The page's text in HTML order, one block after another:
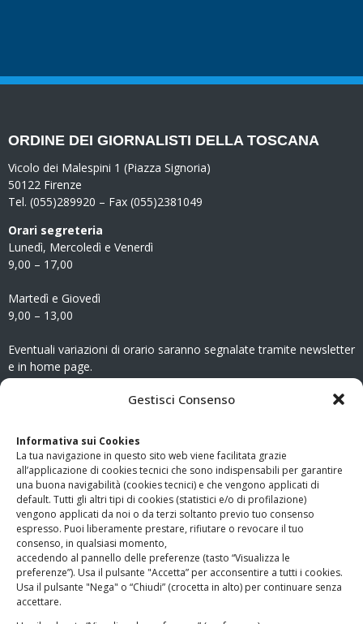
Gestisci Consenso
Informativa sui Cookies
La tua navigazione in questo sito web viene facilitata grazie
all’applicazione di cookies tecnici che sono indispensabili per garantire
una buona navigabilità (cookies tecnici) e che vengono applicati di
default. Tutti gli altri tipi di cookies (statistici e/o di profilazione)
vengono applicati da noi o da terzi soltanto previo tuo consenso
espresso. Puoi liberamente prestare, rifiutare o revocare il tuo
consenso, in qualsiasi momento,
accedendo al pannello delle preferenze (tasto “Visualizza le
preferenze”). Usa il pulsante "Accetta” per acconsentire a tutti i cookies.
Usa il pulsante "Nega" o “Chiudi” (crocetta in alto) per continuare senza
accettare.
ORDINE DEI GIORNALISTI DELLA TOSCANA
Vicolo dei Malespini 1 (Piazza Signoria)
50122 Firenze
Tel. (055)289920 – Fax (055)2381049
Orari segreteria
Lunedì, Mercoledì e Venerdì
9,00 – 17,00
Martedì e Giovedì
9,00 – 13,00
Eventuali variazioni di orario saranno segnalate tramite newsletter
e in home page.
www.odg.toscana.it – testata registrata presso il Tribunale di
Firenze al nr. 5208 dell’ 08.10.2002. Direttore responsabile:
Giampaolo Marchini – C.F. 80005790482
LINK UTILI
PagoPA
Privacy Policy